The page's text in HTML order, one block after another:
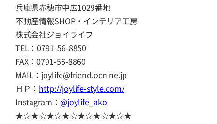
兵庫県赤穂市中広1029番地
不動産情報SHOP・インテリア工房
株式会社ジョイライフ
TEL：0791-56-8850
FAX：0791-56-8860
MAIL：joylife@friend.ocn.ne.jp
ＨＰ： http://joylife-style.com/
Instagram： @joylife_ako
★☆★☆★☆★☆★☆★☆★☆★